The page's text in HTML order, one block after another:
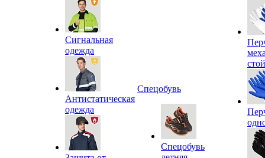
Сигнальная
одежда
Антистатическая
одежда
Спецобувь
Спецобувь